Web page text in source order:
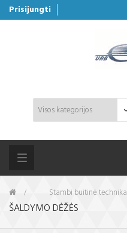
Prisijungti
Toggle
navigation
&gt; Stambi buitinė technika
ŠALDYMO DĖŽĖS